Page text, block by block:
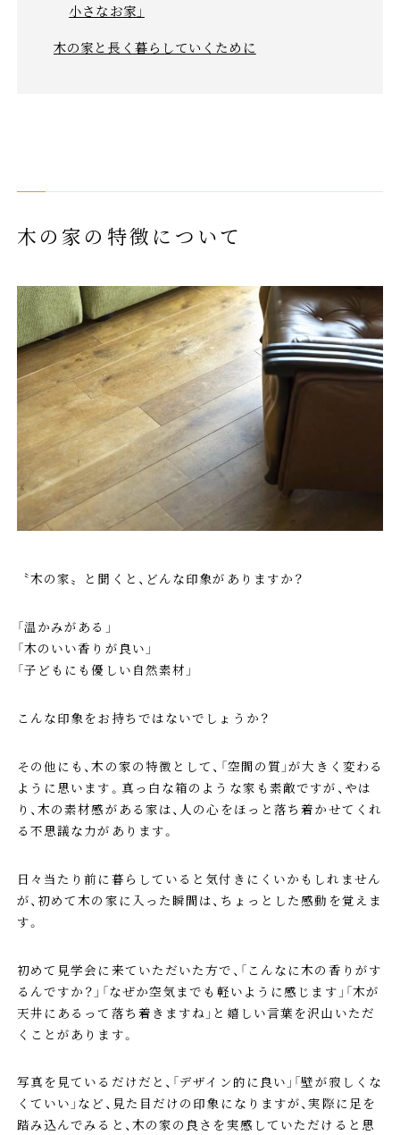
小さなお家」
木の家と長く暮らしていくために
木の家の特徴について
〝木の家〟と聞くと、どんな印象がありますか？
「温かみがある」
「木のいい香りが良い」
「子どもにも優しい自然素材」
こんな印象をお持ちではないでしょうか？
その他にも、木の家の特徴として、「空間の質」が大きく変わる
ように思います。真っ白な箱のような家も素敵ですが、やは
り、木の素材感がある家は、人の心をほっと落ち着かせてくれ
る不思議な力があります。
日々当たり前に暮らしていると気付きにくいかもしれません
が、初めて木の家に入った瞬間は、ちょっとした感動を覚えま
す。
初めて見学会に来ていただいた方で、「こんなに木の香りがす
るんですか？」「なぜか空気までも軽いように感じます」「木が
天井にあるって落ち着きますね」と嬉しい言葉を沢山いただ
くことがあります。
写真を見ているだけだと、「デザイン的に良い」「壁が寂しくな
くていい」など、見た目だけの印象になりますが、実際に足を
踏み込んでみると、木の家の良さを実感していただけると思